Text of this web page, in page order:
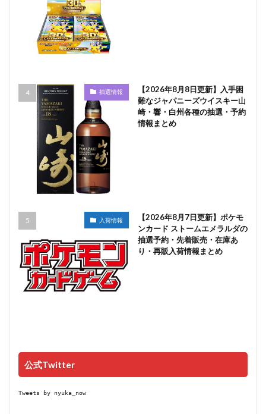
抽選情報
【2026年8月8日更新】入手困
難なジャパニーズウイスキー山
崎・響・白州各種の抽選・予約
情報まとめ
入荷情報
【2026年8月7日更新】ポケモ
ンカード ストームエメラルダの
抽選予約・先着販売・在庫あ
り・再販入荷情報まとめ
公式Twitter
Tweets by nyuka_now